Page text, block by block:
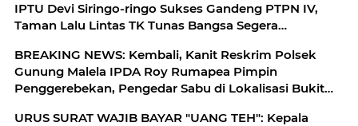
IPTU Devi Siringo-ringo Sukses Gandeng PTPN IV,
Taman Lalu Lintas TK Tunas Bangsa Segera
BREAKING NEWS: Kembali, Kanit Reskrim Polsek
Gunung Malela IPDA Roy Rumapea Pimpin
Penggerebekan, Pengedar Sabu di Lokalisasi Bukit
URUS SURAT WAJIB BAYAR "UANG TEH": Kepala